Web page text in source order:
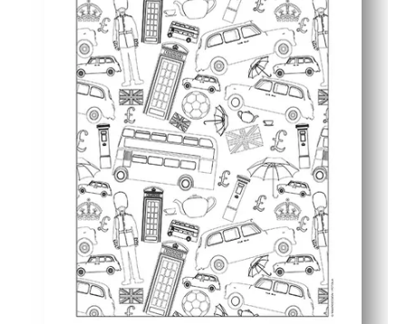
Sparks habla sobre los lugares emblemáticos y los